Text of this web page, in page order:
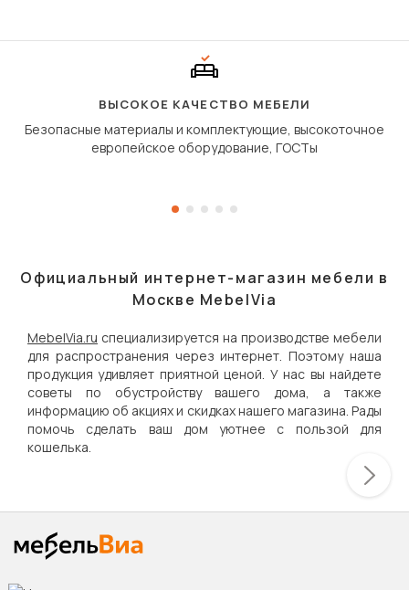
сиденье не
дугообразной
ВЫСОКОЕ КАЧЕСТВО МЕБЕЛИ
Безопасные материалы и комплектующие, высокоточное
европейское оборудование, ГОСТы
Официальный интернет-магазин мебели в
Москве MebelVia
MebelVia.ru специализируется на производстве мебели
для распространения через интернет. Поэтому наша
продукция удивляет приятной ценой. У нас вы найдете
советы по обустройству вашего дома, а также
информацию об акциях и скидках нашего магазина. Рады
помочь сделать ваш дом уютнее с пользой для
кошелька.